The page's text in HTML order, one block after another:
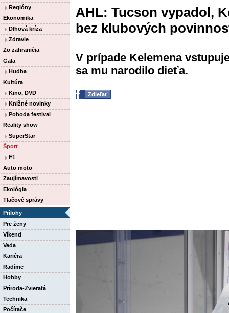
Regióny
Ekonomika
Dlhová kríza
Zdravie
Zo zahraničia
Gala
Hudba
Kultúra
Kino, DVD
Knižné novinky
Pohoda festival
Reality show
SuperStar
Šport
F1
Auto moto
Zaujímavosti
Ekológia
Tlačové správy
Prílohy
Pre ženy
Víkend
Veda
Kariéra
Radíme
Hobby
Príroda-Zvieratá
Technika
Počítače
AHL: Tucson vypadol,
bez klubových
V prípade Kelemena
sa mu narodilo dieťa.
Zdieľať